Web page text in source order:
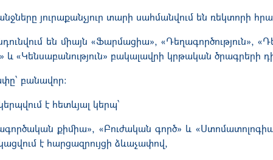
յուրաքանչյուր տարի սահմանվում են ռեկտորի
են միայն «Ֆարմացիա», «Դեղագործություն»,
«Կենսաբանություն» բակալավրի կրթական ծրագրերի
բանավոր:
է հետևյալ կերպ՝
քիմիա», «Բուժական գործ» և
է հարցազրույցի ձևաչափով,